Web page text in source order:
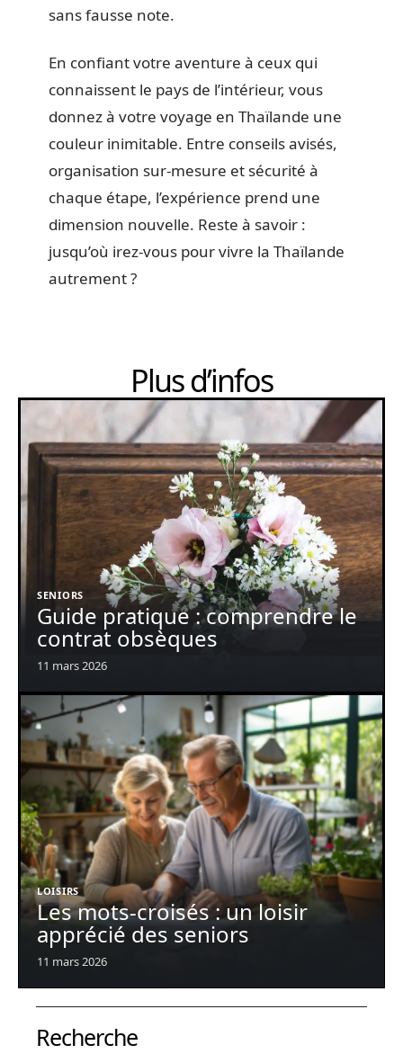
sans fausse note.
En confiant votre aventure à ceux qui
connaissent le pays de l’intérieur, vous
donnez à votre voyage en Thaïlande une
couleur inimitable. Entre conseils avisés,
organisation sur-mesure et sécurité à
chaque étape, l’expérience prend une
dimension nouvelle. Reste à savoir :
jusqu’où irez-vous pour vivre la Thaïlande
autrement ?
Plus d’infos
SENIORS
Guide pratique : comprendre le
contrat obsèques
11 mars 2026
LOISIRS
Les mots-croisés : un loisir
apprécié des seniors
11 mars 2026
Recherche